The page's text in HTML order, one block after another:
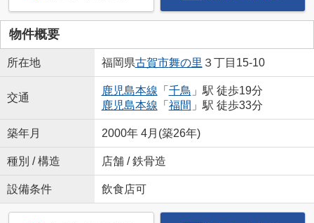
物件概要
所在地 福岡県古賀市舞の里 ３丁目15-10
交通
鹿児島本線 「 千鳥 」駅 徒歩19分
鹿児島本線 「 福間 」駅 徒歩33分
築年月 2000年 4月(築26年)
種別 / 構造 店舗 / 鉄骨造
設備条件 飲食店可